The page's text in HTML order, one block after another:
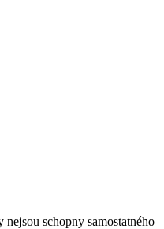
schopny samostatného